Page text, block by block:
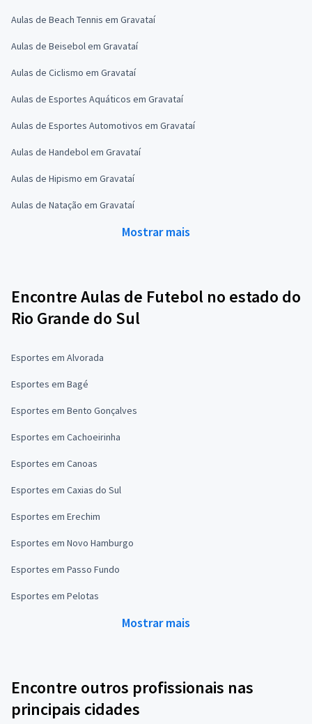
Aulas de Beach Tennis em Gravataí
Aulas de Beisebol em Gravataí
Aulas de Ciclismo em Gravataí
Aulas de Esportes Aquáticos em Gravataí
Aulas de Esportes Automotivos em Gravataí
Aulas de Handebol em Gravataí
Aulas de Hipismo em Gravataí
Aulas de Natação em Gravataí
Mostrar mais
Encontre Aulas de Futebol no estado do
Rio Grande do Sul
Esportes em Alvorada
Esportes em Bagé
Esportes em Bento Gonçalves
Esportes em Cachoeirinha
Esportes em Canoas
Esportes em Caxias do Sul
Esportes em Erechim
Esportes em Novo Hamburgo
Esportes em Passo Fundo
Esportes em Pelotas
Mostrar mais
Encontre outros profissionais nas
principais cidades